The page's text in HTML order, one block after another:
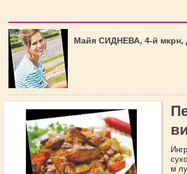
Майя СИДНЕВА, 4-й мкрн,
м